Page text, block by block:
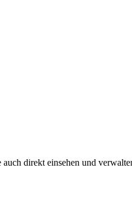
direkt einsehen und